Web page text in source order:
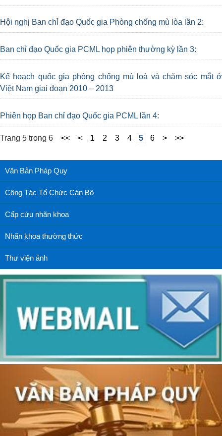
Hội nghị Ban chỉ đạo Quốc gia Phòng chống mù lòa lần 2:
Ban chỉ đạo Quốc gia PCML họp phiên thường kỳ lần 3:
Kế hoạch quốc gia phòng chống mù loà và chăm sóc mắt ở
Việt Nam giai đoạn 2010 – 2013
Phiên họp Ban chỉ đạo Quốc gia PCML lần 4:
Trang 5 trong 6 << < 1 2 3 4 5 6 > >>
Văn Bản Pháp Quy
Công Tác Tổ Chức Cán Bộ
Cấp cứu nhãn khoa
Nhãn khoa thường thức
Thư viện ảnh